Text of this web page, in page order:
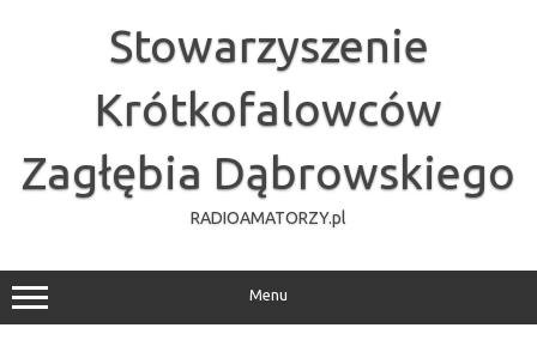
Stowarzyszenie
Krótkofalowców
Zagłębia Dąbrowskiego
RADIOAMATORZY.pl
Menu